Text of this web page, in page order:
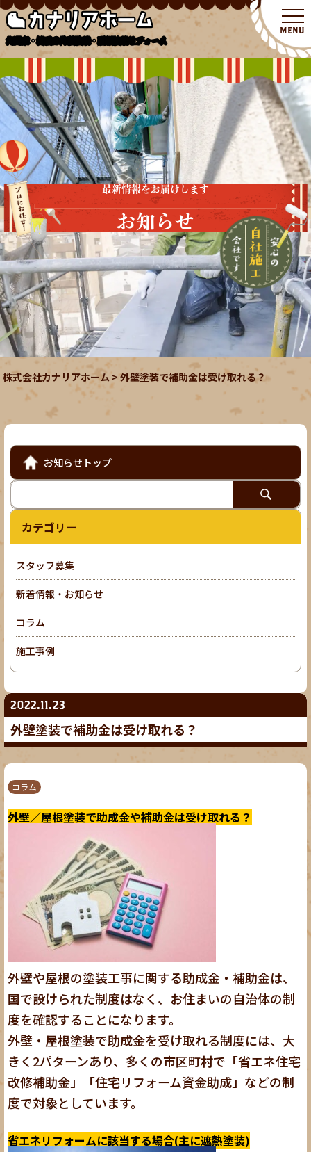
北関東・埼玉の外壁塗装・屋根塗装リフォーム
最新情報をお届けします
お知らせ
株式会社カナリアホーム>外壁塗装で補助金は受け取れる？
2022.11.23
外壁塗装で補助金は受け取れる？
コラム
外壁／屋根塗装で助成金や補助金は受け取れる？
外壁や屋根の塗装工事に関する助成金・補助金は、
国で設けられた制度はなく、お住まいの自治体の制
度を確認することになります。
外壁・屋根塗装で助成金を受け取れる制度には、大
きく2パターンあり、多くの市区町村で「省エネ住宅
改修補助金」「住宅リフォーム資金助成」などの制
度で対象としています。
省エネリフォームに該当する場合(主に遮熱塗装)
お知らせトップ
カテゴリー
スタッフ募集
新着情報・お知らせ
コラム
施工事例